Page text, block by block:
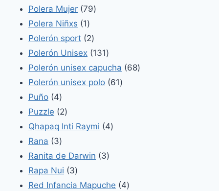
Polera Mujer 7979
Polera Niñxs 11
producto
Polerón sport 22
productos
Polerón Unisex 131131
productos
Polerón unisex capucha 6868
Polerón unisex polo 6161
Puño 44
productos
Puzzle 22
productos
Qhapaq Inti Raymi 44
Rana 33
productos
Ranita de Darwin 33
Rapa Nui 33
productos
Red Infancia Mapuche 44